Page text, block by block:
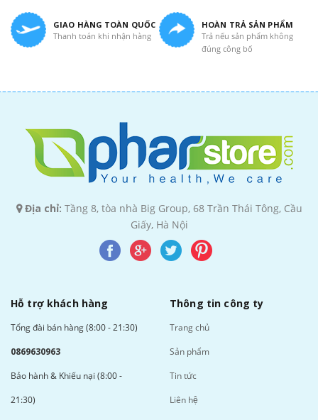
GIAO HÀNG TOÀN QUỐC
Thanh toán khi nhận hàng
HOÀN TRẢ SẢN PHẨM
Trả nếu sản phẩm không
đúng công bố
Địa chỉ: Tầng 8, tòa nhà Big Group, 68 Trần Thái Tông, Cầu
Giấy, Hà Nội
Hỗ trợ khách hàng
Tổng đài bán hàng (8:00 - 21:30)
0869630963
Bảo hành & Khiếu nại (8:00 -
21:30)
Thông tin công ty
Trang chủ
Sản phẩm
Tin tức
Liên hệ